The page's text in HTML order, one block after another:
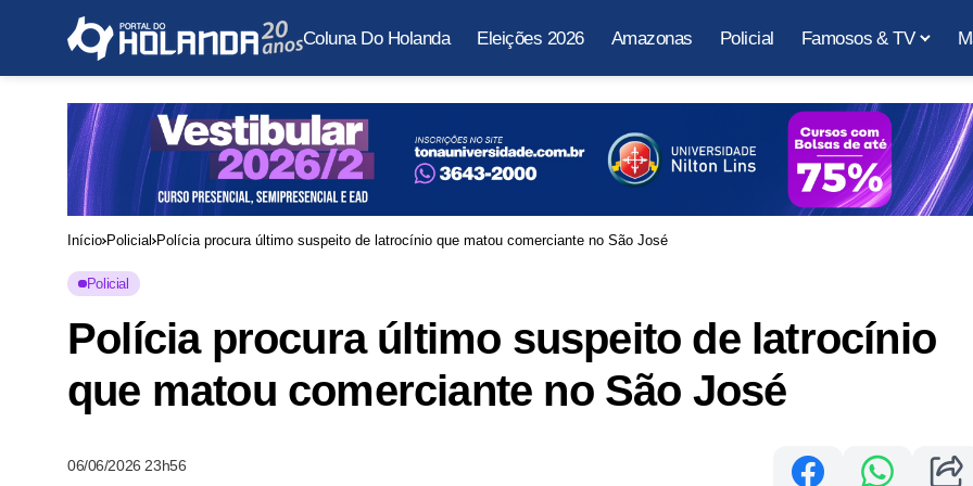
Coluna Do Holanda Eleições 2026 Amazonas Policial Famosos & TV
Início Policial Polícia procura último suspeito de latrocínio que matou comerciante no São José
Policial
Polícia procura último suspeito de latrocínio
que matou comerciante no São José
06/06/2026 23h56